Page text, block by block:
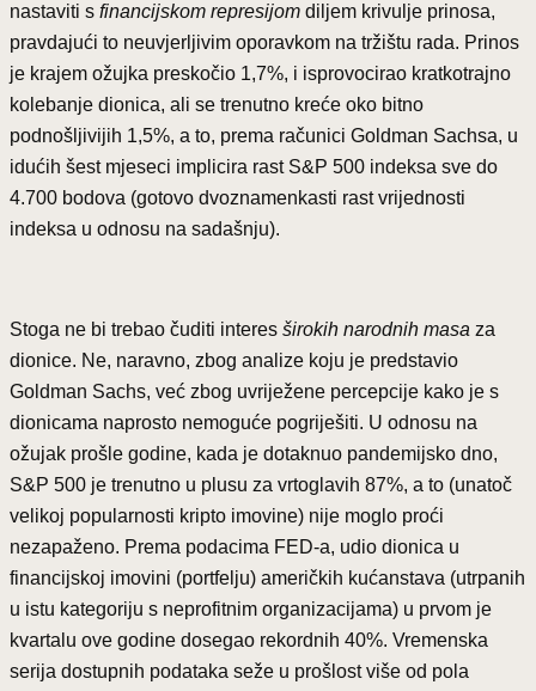
nastaviti s financijskom represijom diljem krivulje prinosa,
pravdajući to neuvjerljivim oporavkom na tržištu rada. Prinos
je krajem ožujka preskočio 1,7%, i isprovocirao kratkotrajno
kolebanje dionica, ali se trenutno kreće oko bitno
podnošljivijih 1,5%, a to, prema računici Goldman Sachsa, u
idućih šest mjeseci implicira rast S&P 500 indeksa sve do
4.700 bodova (gotovo dvoznamenkasti rast vrijednosti
indeksa u odnosu na sadašnju).
Stoga ne bi trebao čuditi interes širokih narodnih masa za
dionice. Ne, naravno, zbog analize koju je predstavio
Goldman Sachs, već zbog uvriježene percepcije kako je s
dionicama naprosto nemoguće pogriješiti. U odnosu na
ožujak prošle godine, kada je dotaknuo pandemijsko dno,
S&P 500 je trenutno u plusu za vrtoglavih 87%, a to (unatoč
velikoj popularnosti kripto imovine) nije moglo proći
nezapaženo. Prema podacima FED-a, udio dionica u
financijskoj imovini (portfelju) američkih kućanstava (utrpanih
u istu kategoriju s neprofitnim organizacijama) u prvom je
kvartalu ove godine dosegao rekordnih 40%. Vremenska
serija dostupnih podataka seže u prošlost više od pola